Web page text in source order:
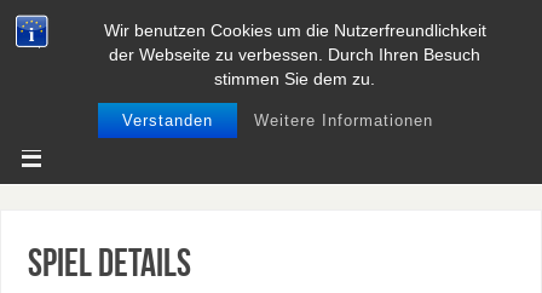
Wir benutzen Cookies um die Nutzerfreundlichkeit
der Webseite zu verbessen. Durch Ihren Besuch
stimmen Sie dem zu.
Verstanden Weitere Informationen
BASEBALL UND SOFTBALL IN
NIEDERSACHSEN
Spiel Details